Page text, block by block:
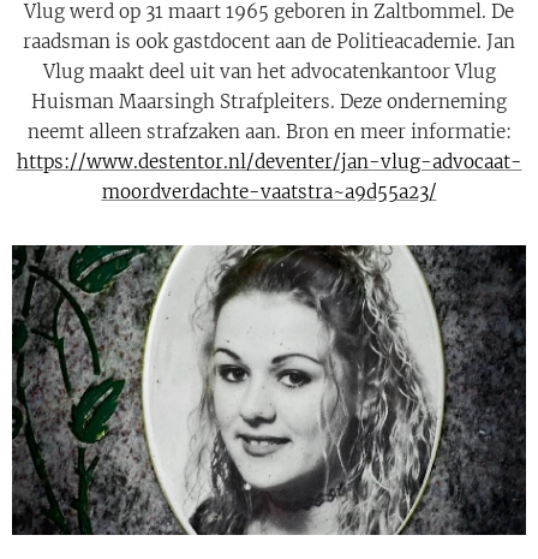
Vlug werd op 31 maart 1965 geboren in Zaltbommel. De
raadsman is ook gastdocent aan de Politieacademie. Jan
Vlug maakt deel uit van het advocatenkantoor Vlug
Huisman Maarsingh Strafpleiters. Deze onderneming
neemt alleen strafzaken aan. Bron en meer informatie:
https://www.destentor.nl/deventer/jan-vlug-advocaat-
moordverdachte-vaatstra~a9d55a23/